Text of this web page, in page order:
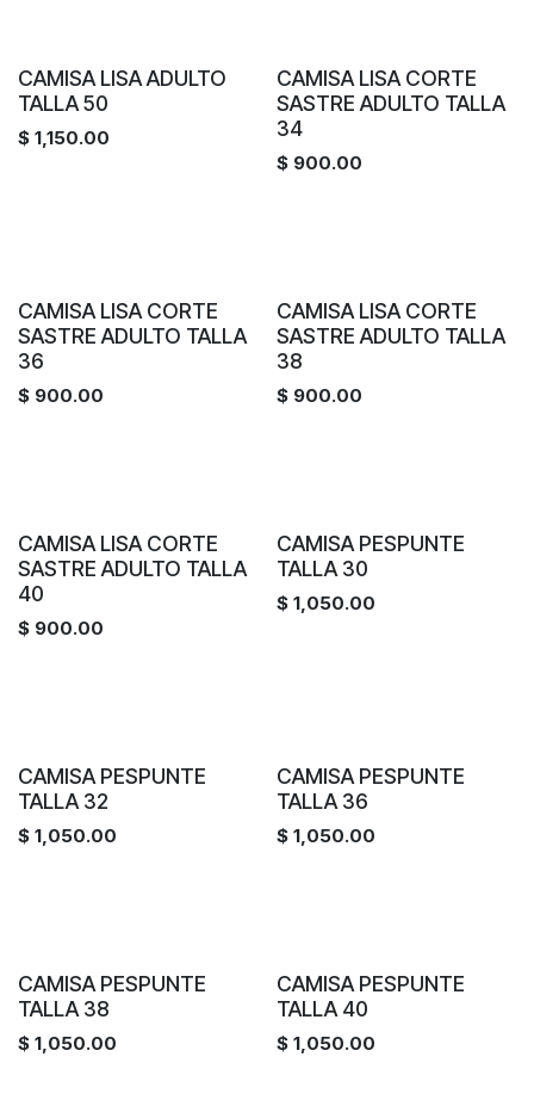
CAMISA LISA ADULTO
TALLA 50
$ 1,150.00
CAMISA LISA CORTE
SASTRE ADULTO TALLA
34
$ 900.00
CAMISA LISA CORTE
SASTRE ADULTO TALLA
36
$ 900.00
CAMISA LISA CORTE
SASTRE ADULTO TALLA
38
$ 900.00
CAMISA LISA CORTE
SASTRE ADULTO TALLA
40
$ 900.00
CAMISA PESPUNTE
TALLA 30
$ 1,050.00
CAMISA PESPUNTE
TALLA 32
$ 1,050.00
CAMISA PESPUNTE
TALLA 36
$ 1,050.00
CAMISA PESPUNTE
TALLA 38
$ 1,050.00
CAMISA PESPUNTE
TALLA 40
$ 1,050.00